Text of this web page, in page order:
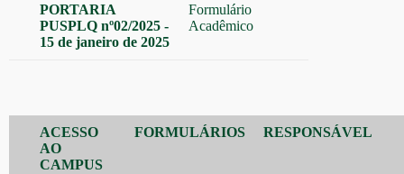
PORTARIA
PUSPLQ nº02/2025 -
15 de janeiro de 2025
Formulário
Acadêmico
ACESSO
AO
CAMPUS
FORMULÁRIOS RESPONSÁVEL